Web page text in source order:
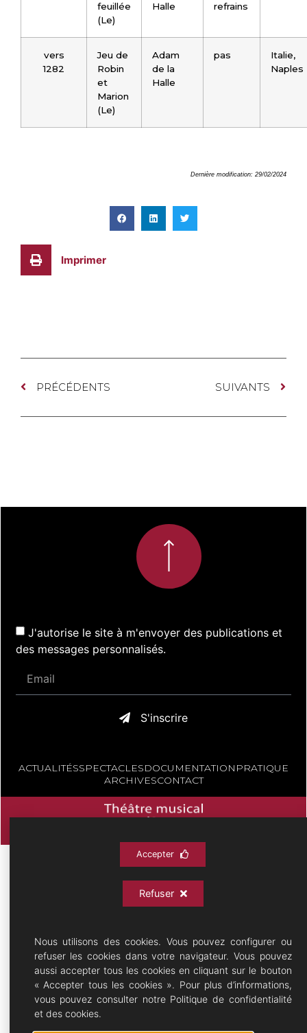
feuillée
(Le)
Halle
refrains
vers
1282
Jeu de
Robin
et
Marion
(Le)
Adam
de la
Halle
pas
Italie,
Naples
Dernière modification: 29/02/2024
Imprimer
PRÉCÉDENTS SUIVANTS
J'autorise le site à m'envoyer des publications et
des messages personnalisés.
S'inscrire
ACTUALITÉSSPECTACLESDOCUMENTATION PRATIQUE
ARCHIVESCONTACT
Théâtre Musical - Opérette
Nous utilisons des cookies. Vous pouvez configurer ou
refuser les cookies dans votre navigateur. Vous pouvez
aussi accepter tous les cookies en cliquant sur le bouton
« Accepter tous les cookies ». Pour plus d’informations,
vous pouvez consulter notre Politique de confidentialité
et des cookies.
Accepter
Refuser